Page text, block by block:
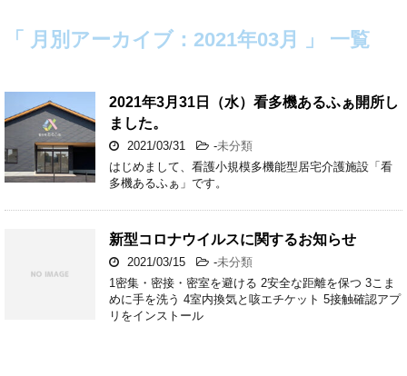
「 月別アーカイブ：2021年03月 」 一覧
2021年3月31日（水）看多機あるふぁ開所し
ました。
2021/03/31 -未分類
はじめまして、看護小規模多機能型居宅介護施設「看
多機あるふぁ」です。
新型コロナウイルスに関するお知らせ
2021/03/15 -未分類
1密集・密接・密室を避ける 2安全な距離を保つ 3こま
めに手を洗う 4室内換気と咳エチケット 5接触確認アプ
リをインストール